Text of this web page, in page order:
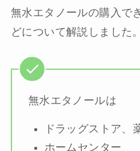
無水エタノールの購入で
どについて解説しました。
無水エタノールは
ドラッグストア、
ホームセンター